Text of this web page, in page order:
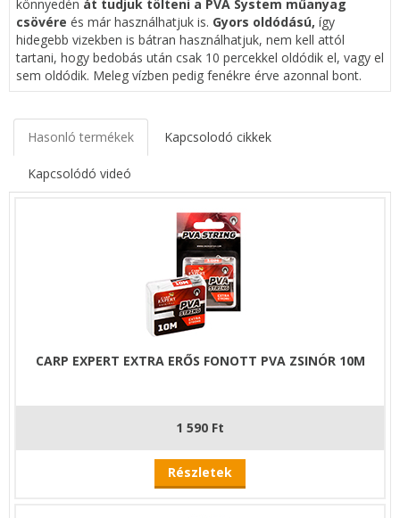
könnyedén át tudjuk tölteni a PVA System műanyag
csövére és már használhatjuk is. Gyors oldódású, így
hidegebb vizekben is bátran használhatjuk, nem kell attól
tartani, hogy bedobás után csak 10 percekkel oldódik el, vagy el
sem oldódik. Meleg vízben pedig fenékre érve azonnal bont.
Hasonló termékek Kapcsolodó cikkek
Kapcsolódó videó
CARP EXPERT EXTRA ERŐS FONOTT PVA ZSINÓR 10M
1 590 Ft
Részletek